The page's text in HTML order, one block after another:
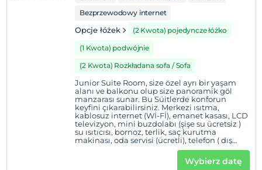
Bezprzewodowy internet
Opcje łóżek
(2 Kwota) pojedyncze łóżko
(1 Kwota) podwójnie
(2 Kwota) Rozkładana sofa / Sofa
Junior Suite Room, size özel ayrı bir yaşam
alanı ve balkonu olup size panoramik göl
manzarası sunar. Bu Süitlerde konforun
keyfini çıkarabilirsiniz. Merkezi ısıtma,
kablosuz internet (Wİ-Fİ), emanet kasası, LCD
televizyon, mini buzdolabı (şişe su ücretsiz )
su ısıtıcısı, bornoz, terlik, saç kurutma
makinası, oda servisi (ücretli), telefon ( dış
kullanımlar için ücretli), günlük kat hizmeti
gibi olanaklar mevcuttur. Ayrıca sizin için
özenle hazırlanmış bir ikram seti de odanızda
Wybierz datę